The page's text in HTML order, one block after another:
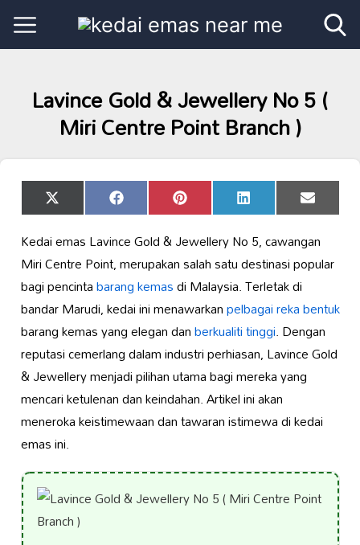
Lavince Gold & Jewellery No 5 (
Miri Centre Point Branch )
Share
on
X
(Twitter)
Share
on
Facebook Share
on
Pinterest Share
on
LinkedIn Share
on
Email
Kedai emas Lavince Gold & Jewellery No 5, cawangan
Miri Centre Point, merupakan salah satu destinasi popular
bagi pencintabarang kemasdi Malaysia. Terletak di
bandar Marudi, kedai ini menawarkanpelbagai reka bentuk
barang kemas yang elegan danberkualiti tinggi. Dengan
reputasi cemerlang dalam industri perhiasan, Lavince Gold
& Jewellery menjadi pilihan utama bagi mereka yang
mencari ketulenan dan keindahan. Artikel ini akan
meneroka keistimewaan dan tawaran istimewa di kedai
emas ini.